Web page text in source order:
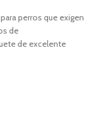
perros que exigen
de
de excelente